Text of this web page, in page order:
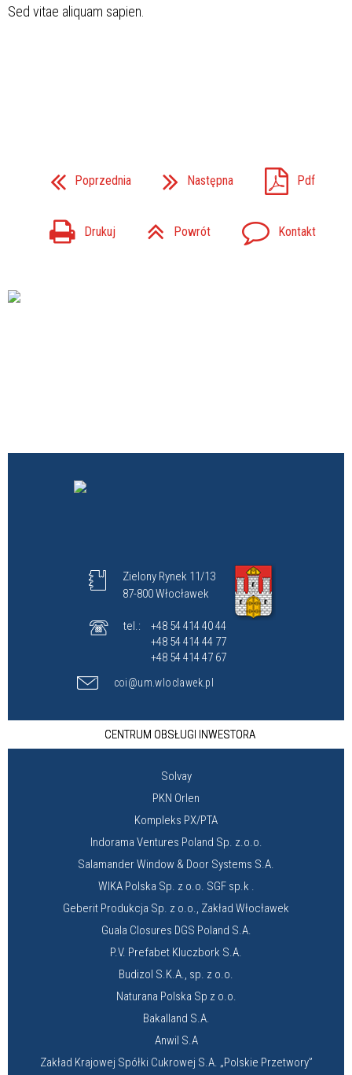
Sed vitae aliquam sapien.
Poprzednia Następna Pdf
Drukuj Powrót Kontakt
Zielony Rynek 11/13
87-800 Włocławek
tel.:
+48 54 414 40 44
+48 54 414 44 77
+48 54 414 47 67
coi@um.wloclawek.pl
CENTRUM OBSŁUGI INWESTORA
Solvay
PKN Orlen
Kompleks PX/PTA
Indorama Ventures Poland Sp. z.o.o.
Salamander Window & Door Systems S.A.
WIKA Polska Sp. z o.o. SGF sp.k .
Geberit Produkcja Sp. z o.o., Zakład Włocławek
Guala Closures DGS Poland S.A.
P.V. Prefabet Kluczbork S.A.
Budizol S.K.A., sp. z o.o.
Naturana Polska Sp z o.o.
Bakalland S.A.
Anwil S.A
Zakład Krajowej Spółki Cukrowej S.A. „Polskie Przetwory”